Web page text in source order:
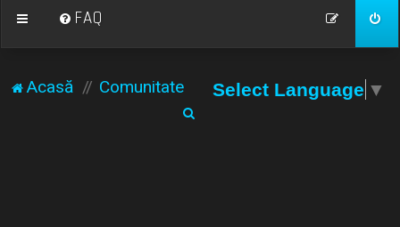
FAQ
Acasă Comunitate Select Language ▼